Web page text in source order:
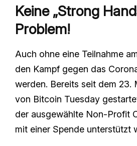
Keine „Strong
Problem!
Auch ohne eine Teilnahme
den Kampf gegen das
werden. Bereits seit dem 23.
von Bitcoin Tuesday
der ausgewählte Non-Profit
mit einer Spende unterstützt